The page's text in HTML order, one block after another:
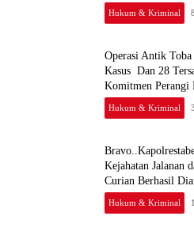
Hukum & Kriminal
Operasi Antik
Kasus Dan 28
Komitmen Perangi
Hukum & Kriminal
Kejahatan Jalanan
Curian Berhasil
Hukum & Kriminal